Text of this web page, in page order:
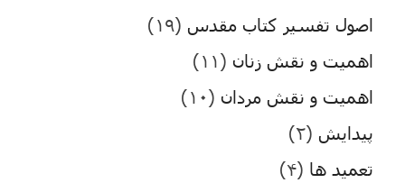
اصول تفسیر کتاب مقدس (۱۹)
اهمیت و نقش زنان (۱۱)
اهمیت و نقش مردان (۱۰)
پیدایش (۲)
تعمید ها (۴)